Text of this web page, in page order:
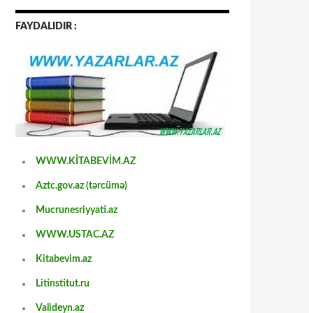
FAYDALIDIR :
WWW.KİTABEVİM.AZ
Aztc.gov.az (tərcümə)
Mucrunesriyyati.az
WWW.USTAC.AZ
Kitabevim.az
Litinstitut.ru
Valideyn.az